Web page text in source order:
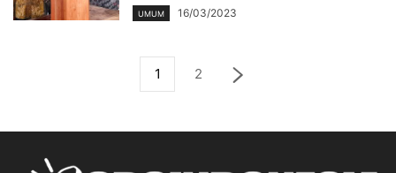
UMUM 16/03/2023
1 2